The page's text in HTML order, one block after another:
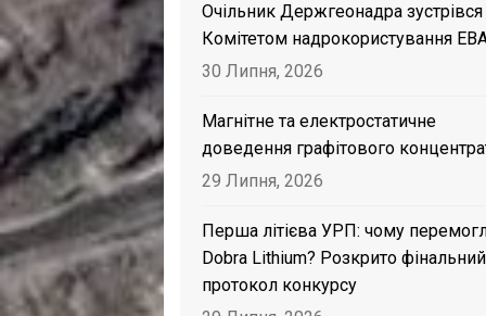
Очільник Держгеонадра зустрівся
Комітетом надрокористування
30 Липня, 2026
Магнітне та електростатичне
доведення графітового
29 Липня, 2026
Перша літієва УРП: чому
Dobra Lithium? Розкрито фінальний
протокол конкурсу